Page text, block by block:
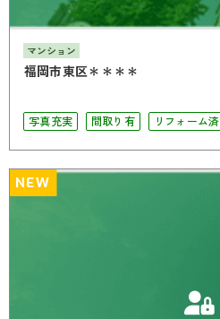
マンション
福岡市東区＊＊＊＊
写真充実
間取り有
リフォーム済
南面バルコニー
角部屋
NEW